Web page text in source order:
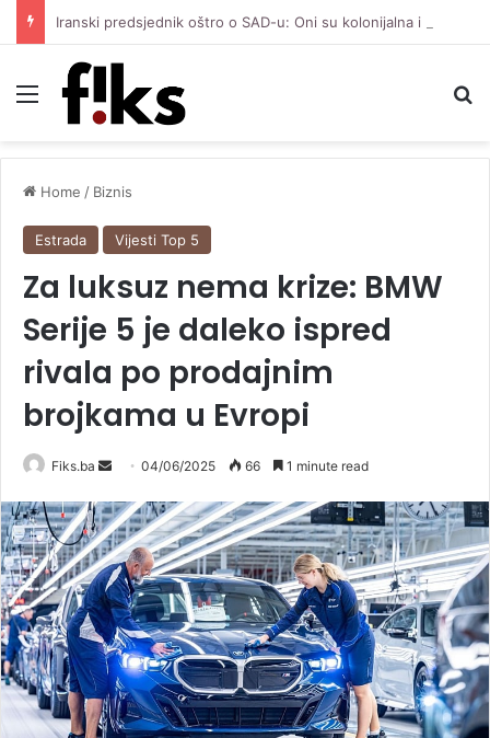
Menu
Home / Biznis
Estrada Vijesti Top 5
Za luksuz nema krize: BMW
Serije 5 je daleko ispred
rivala po prodajnim
brojkama u Evropi
Fiks.ba
Send
email
04/06/2025 66 1 minute read